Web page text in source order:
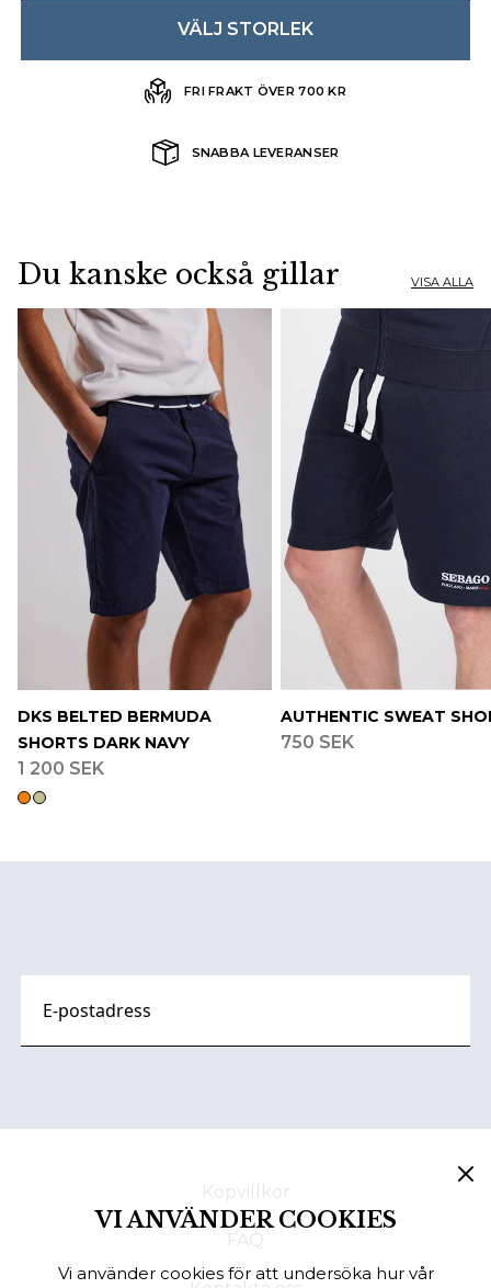
VÄLJ STORLEK
FRI FRAKT ÖVER 700 KR
SNABBA LEVERANSER
Du kanske också gillar VISA ALLA
DKS BELTED BERMUDA
SHORTS DARK NAVY
1 200 SEK
AUTHENTIC SWEAT
750 SEK
Köpvillkor
FAQ
VI ANVÄNDER COOKIES
Vi använder cookies för att undersöka hur vår